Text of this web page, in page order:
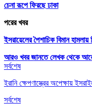
চেনা রূপে ফিরছে ঢাকা
পরের খবর
ইসরায়েলের পৈশাচিক বিমান
আরও খবর জানতে লেখক থেকে
সর্বশেষ
ইরানি ক্ষেপণাস্ত্রের অপেক্ষায়
সর্বশেষ